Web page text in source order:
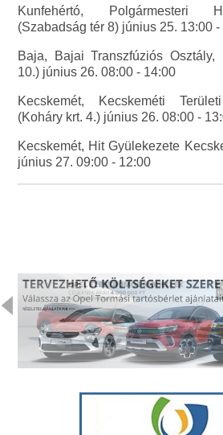
Kunfehértó, Polgármesteri
(Szabadság tér 8) június 25. 13:00 -
Baja, Bajai Transzfúziós Osztály,
10.) június 26. 08:00 - 14:00
Kecskemét, Kecskeméti
(Koháry krt. 4.) június 26. 08:00 -
Kecskemét, Hit Gyülekezete
június 27. 09:00 - 12:00